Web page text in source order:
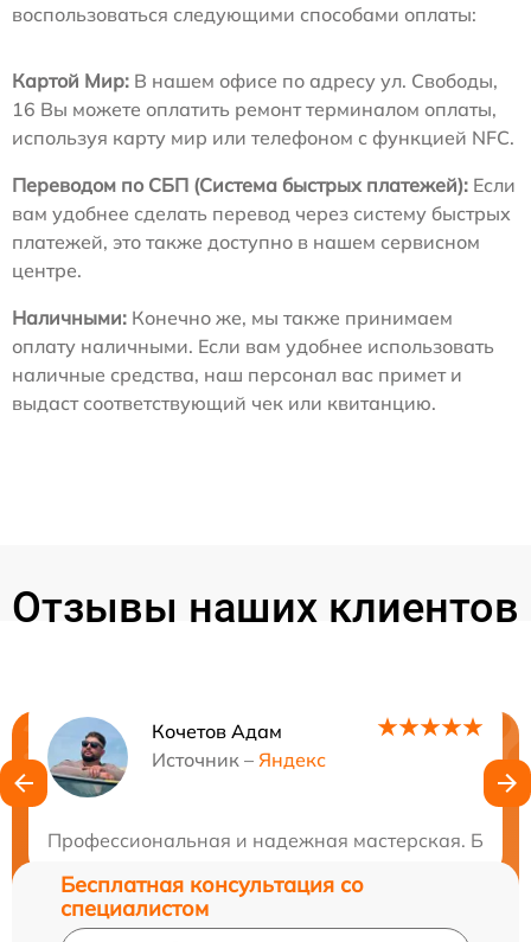
воспользоваться следующими способами оплаты:
Картой Мир: В нашем офисе по адресу ул. Свободы,
16 Вы можете оплатить ремонт терминалом оплаты,
используя карту мир или телефоном с функцией NFC.
Переводом по СБП (Система быстрых платежей): Если
вам удобнее сделать перевод через систему быстрых
платежей, это также доступно в нашем сервисном
центре.
Наличными: Конечно же, мы также принимаем
оплату наличными. Если вам удобнее использовать
наличные средства, наш персонал вас примет и
выдаст соответствующий чек или квитанцию.
Отзывы наших клиентов
Кочетов Адам
Источник – Яндекс
Профессиональная и надежная мастерская.
Нужна консультация?
Бесплатная консультация со
специалистом